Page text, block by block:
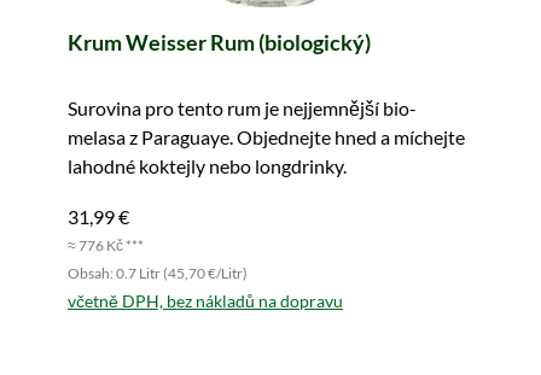
Krum Weisser Rum (biologický)
Surovina pro tento rum je nejjemnější bio-
melasa z Paraguaye. Objednejte hned a míchejte
lahodné koktejly nebo longdrinky.
31,99 €
≈ 776 Kč ***
Obsah: 0.7 Litr (45,70 €/Litr)
včetně DPH, bez nákladů na dopravu